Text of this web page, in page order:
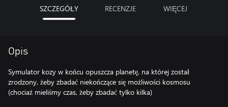
SZCZEGÓŁY RECENZJE WIĘCEJ
Opis
Symulator kozy w końcu opuszcza planetę, na której został
zrodzony, żeby zbadać niekończące się możliwości kosmosu
(chociaż mieliśmy czas, żeby zbadać tylko kilka)